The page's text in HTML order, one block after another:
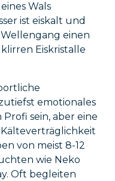
Wals
ist eiskalt und
einen
Eiskristalle
emotionales
sein, aber eine
von meist 8-12
wie Neko
Oft begleiten